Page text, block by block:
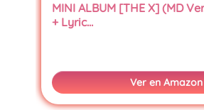
MINI ALBUM [THE X] (MD
+ Lyric…
Ver en Amazon